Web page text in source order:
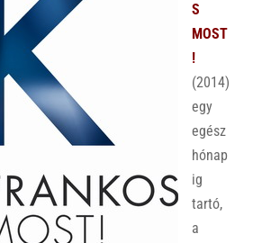
S
MOST
!
(2014)
egy
egész
hónap
ig
tartó,
a